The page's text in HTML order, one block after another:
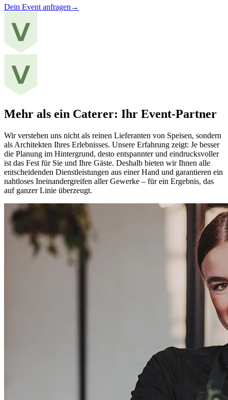
Dein Event anfragen →
Mehr als ein Caterer: Ihr Event-Partner
Wir verstehen uns nicht als reinen Lieferanten von Speisen, sondern
als Architekten Ihres Erlebnisses. Unsere Erfahrung zeigt: Je besser
die Planung im Hintergrund, desto entspannter und eindrucksvoller
ist das Fest für Sie und Ihre Gäste. Deshalb bieten wir Ihnen alle
entscheidenden Dienstleistungen aus einer Hand und garantieren ein
nahtloses Ineinandergreifen aller Gewerke – für ein Ergebnis, das
auf ganzer Linie überzeugt.